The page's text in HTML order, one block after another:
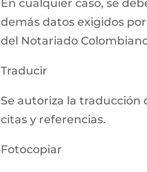
En cualquier caso, se
demás datos exigidos
del Notariado
Traducir
Se autoriza la traducción
citas y referencias.
Fotocopiar